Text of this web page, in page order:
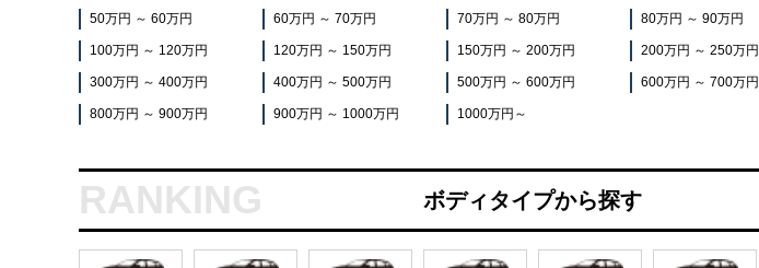
50万円 ～ 60万円 60万円 ～ 70万円 70万円 ～ 80万円 80万円 ～ 90万円
100万円 ～ 120万円 120万円 ～ 150万円 150万円 ～ 200万円 200万円 ～ 250万円
300万円 ～ 400万円 400万円 ～ 500万円 500万円 ～ 600万円 600万円 ～ 700万円
800万円 ～ 900万円 900万円 ～ 1000万円 1000万円～
ボディタイプから探す